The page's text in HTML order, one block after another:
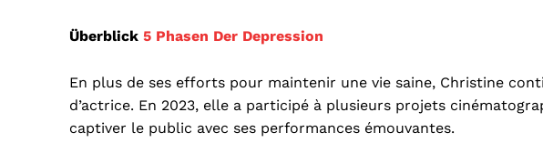
Überblick 5 Phasen Der Depression
En plus de ses efforts pour maintenir une vie saine, Christine
d’actrice. En 2023, elle a participé à plusieurs projets
captiver le public avec ses performances émouvantes.